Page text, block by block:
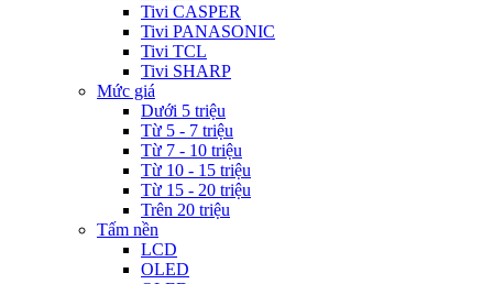
Tivi CASPER
Tivi PANASONIC
Tivi TCL
Tivi SHARP
Mức giá
Dưới 5 triệu
Từ 5 - 7 triệu
Từ 7 - 10 triệu
Từ 10 - 15 triệu
Từ 15 - 20 triệu
Trên 20 triệu
Tấm nền
LCD
OLED